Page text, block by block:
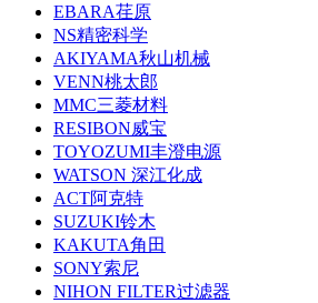
EBARA荏原
NS精密科学
AKIYAMA秋山机械
VENN桃太郎
MMC三菱材料
RESIBON威宝
TOYOZUMI丰澄电源
WATSON 深江化成
ACT阿克特
SUZUKI铃木
KAKUTA角田
SONY索尼
NIHON FILTER过滤器